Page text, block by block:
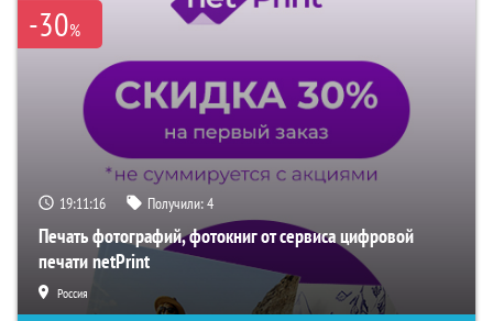
-30%
19:11:15 Получили:4
Печать фотографий, фотокниг от сервиса цифровой
печати netPrint
Россия